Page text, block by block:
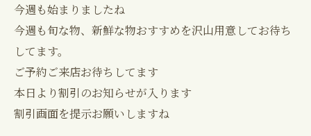
今週も始まりましたね
今週も旬な物、新鮮な物おすすめを沢山用意してお待ち
してます。
ご予約ご来店お待ちしてます
本日より割引のお知らせが入ります
割引画面を提示お願いしますね